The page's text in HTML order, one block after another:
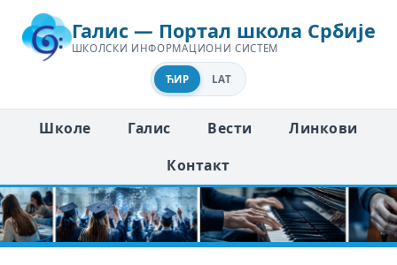
Галис — Портал школа Србије
ШКОЛСКИ ИНФОРМАЦИОНИ СИСТЕМ
ЋИР LAT
Школе Галис Вести
Линкови
Контакт